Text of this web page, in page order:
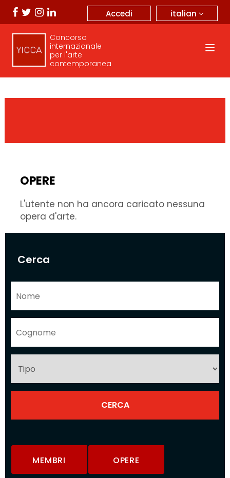
italian
Accedi
Concorso
internazionale
per l'arte
contemporanea
Cerca
MEMBRI OPERE
OPERE
L'utente non ha ancora caricato nessuna
opera d'arte.